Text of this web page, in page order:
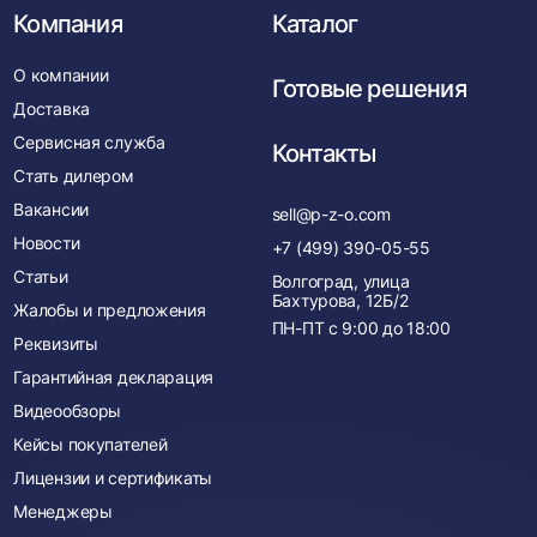
Компания
О компании
Доставка
Сервисная служба
Стать дилером
Вакансии
Новости
Статьи
Жалобы и предложения
Реквизиты
Гарантийная декларация
Видеообзоры
Кейсы покупателей
Лицензии и сертификаты
Менеджеры
Каталог
Готовые решения
Контакты
sell@p-z-o.com
+7 (499) 390-05-55
Волгоград, улица
Бахтурова, 12Б/2
ПН-ПТ с 9:00 до 18:00